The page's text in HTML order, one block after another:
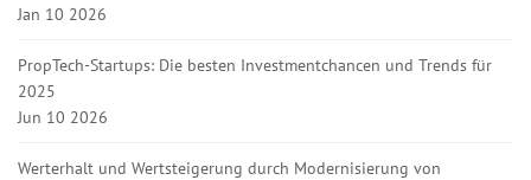
Jan 10 2026
PropTech-Startups: Die besten Investmentchancen und Trends für
2025
Jun 10 2026
Werterhalt und Wertsteigerung durch Modernisierung von